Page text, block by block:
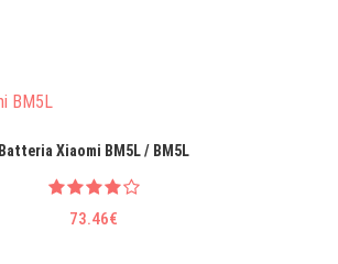
Batteria Xiaomi BM5L / BM5L
73.46€